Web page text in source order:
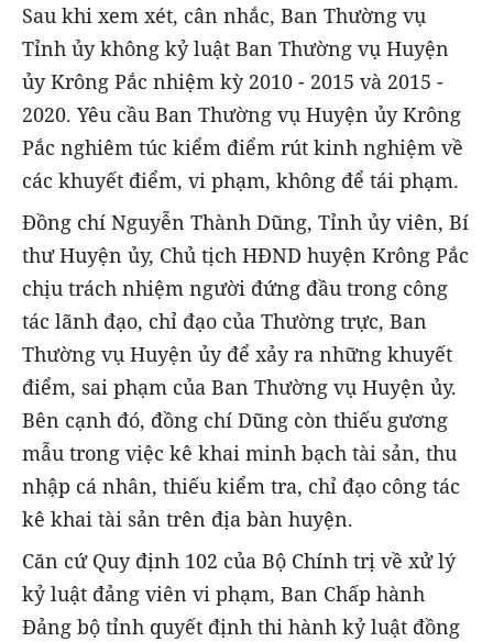
Sau khi xem xét, cân nhắc, Ban Thường vụ
Tỉnh ủy không kỷ luật Ban Thường vụ Huyện
ủy Krông Pắc nhiệm kỳ 2010 - 2015 và 2015 -
2020. Yêu cầu Ban Thường vụ Huyện ủy Krông
Pắc nghiêm túc kiểm điểm rút kinh nghiệm về
các khuyết điểm, vi phạm, không để tái phạm.
Đồng chí Nguyễn Thành Dũng, Tỉnh ủy viên, Bí
thư Huyện ủy, Chủ tịch HĐND huyện Krông Pắc
chịu trách nhiệm người đứng đầu trong công
tác lãnh đạo, chỉ đạo của Thường trực, Ban
Thường vụ Huyện ủy để xảy ra những khuyết
điểm, sai phạm của Ban Thường vụ Huyện ủy.
Bên cạnh đó, đồng chí Dũng còn thiếu gương
mẫu trong việc kê khai minh bạch tài sản, thu
nhập cá nhân, thiếu kiểm tra, chỉ đạo công tác
kê khai tài sản trên địa bàn huyện.
Căn cứ Quy định 102 của Bộ Chính trị về xử lý
kỷ luật đảng viên vi phạm, Ban Chấp hành
Đảng bộ tỉnh quyết định thi hành kỷ luật đồng